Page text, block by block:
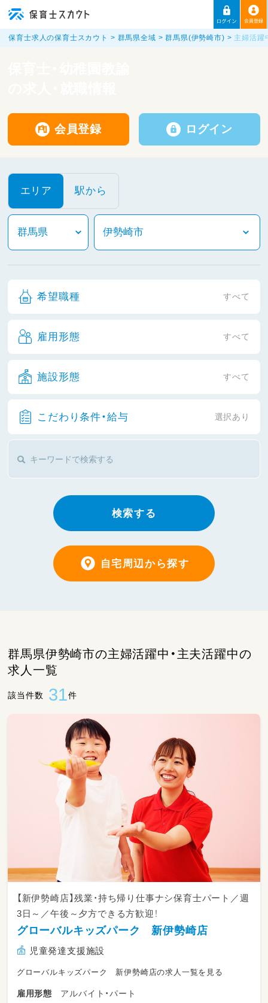
保育士求人の保育士スカウト 群馬県全域 群馬県(伊勢崎市) 主婦活躍
会員登録 ログイン
エリア 駅から
希望職種 すべて
雇用形態 すべて
施設形態 すべて
こだわり条件・給与 選択あり
検索する
自宅周辺から探す
群馬県伊勢崎市の主婦活躍中・主夫活躍中の
求人一覧
該当件数 31件
【新伊勢崎店】残業・持ち帰り仕事ナシ保育士パート／週
3日～／午後～夕方できる方歓迎！
グローバルキッズパーク 新伊勢崎店
児童発達支援施設
グローバルキッズパーク 新伊勢崎店の求人一覧を見る
雇用形態
アルバイト・パート